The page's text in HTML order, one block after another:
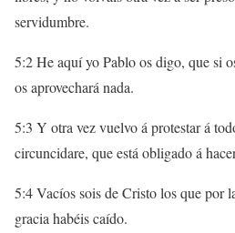
servidumbre.
5:2 He aquí yo Pablo os digo, que si
os aprovechará nada.
5:3 Y otra vez vuelvo á protestar á
circuncidare, que está obligado á
5:4 Vacíos sois de Cristo los que por
gracia habéis caído.